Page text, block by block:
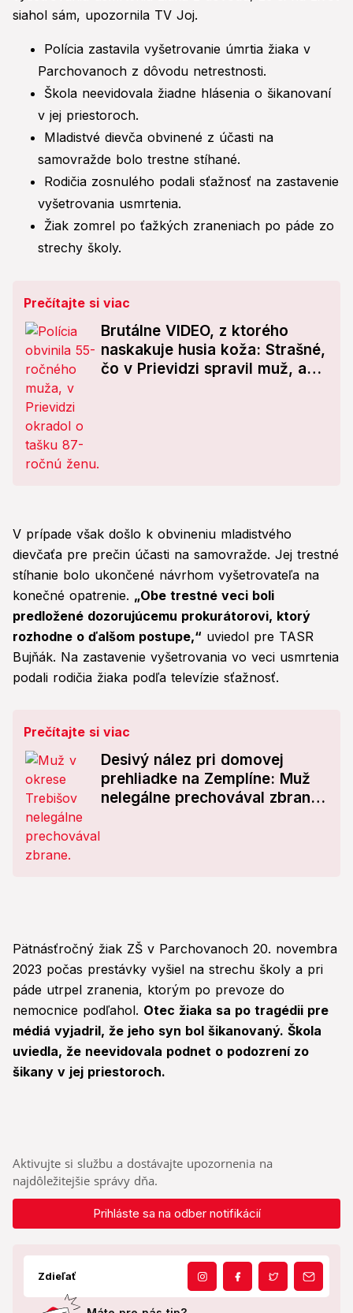
siahol sám, upozornila TV Joj.
Polícia zastavila vyšetrovanie úmrtia žiaka v
Parchovanoch z dôvodu netrestnosti.
Škola neevidovala žiadne hlásenia o šikanovaní
v jej priestoroch.
Mladistvé dievča obvinené z účasti na
samovražde bolo trestne stíhané.
Rodičia zosnulého podali sťažnosť na zastavenie
vyšetrovania usmrtenia.
Žiak zomrel po ťažkých zraneniach po páde zo
strechy školy.
Prečítajte si viac
Brutálne VIDEO, z ktorého
naskakuje husia koža: Strašné,
čo v Prievidzi spravil muž, aby
V prípade však došlo k obvineniu mladistvého
dievčaťa pre prečin účasti na samovražde. Jej trestné
stíhanie bolo ukončené návrhom vyšetrovateľa na
konečné opatrenie. „Obe trestné veci boli
predložené dozorujúcemu prokurátorovi, ktorý
rozhodne o ďalšom postupe,“ uviedol pre TASR
Bujňák. Na zastavenie vyšetrovania vo veci usmrtenia
podali rodičia žiaka podľa televízie sťažnosť.
Prečítajte si viac
Desivý nález pri domovej
prehliadke na Zemplíne: Muž
nelegálne prechovával zbrane,
Pätnásťročný žiak ZŠ v Parchovanoch 20. novembra
2023 počas prestávky vyšiel na strechu školy a pri
páde utrpel zranenia, ktorým po prevoze do
nemocnice podľahol. Otec žiaka sa po tragédii pre
médiá vyjadril, že jeho syn bol šikanovaný. Škola
uviedla, že neevidovala podnet o podozrení zo
šikany v jej priestoroch.
Aktivujte si službu a dostávajte upozornenia na
najdôležitejšie správy dňa.
Prihláste sa na odber notifikácií
Zdieľať